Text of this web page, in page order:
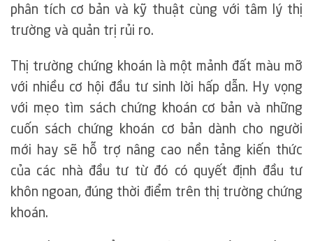
phân tích cơ bản và kỹ thuật cùng với tâm lý thị
trường và quản trị rủi ro.
Thị trường chứng khoán là một mảnh đất màu mỡ
với nhiều cơ hội đầu tư sinh lời hấp dẫn. Hy vọng
với mẹo tìm sách chứng khoán cơ bản và những
cuốn sách chứng khoán cơ bản dành cho người
mới hay sẽ hỗ trợ nâng cao nền tảng kiến thức
của các nhà đầu tư từ đó có quyết định đầu tư
khôn ngoan, đúng thời điểm trên thị trường chứng
khoán.